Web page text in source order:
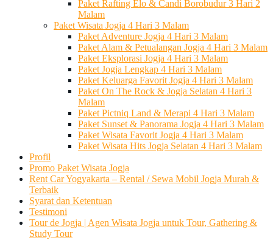
Paket Rafting Elo & Candi Borobudur 3 Hari 2
Malam
Paket Wisata Jogja 4 Hari 3 Malam
Paket Adventure Jogja 4 Hari 3 Malam
Paket Alam & Petualangan Jogja 4 Hari 3 Malam
Paket Eksplorasi Jogja 4 Hari 3 Malam
Paket Jogja Lengkap 4 Hari 3 Malam
Paket Keluarga Favorit Jogja 4 Hari 3 Malam
Paket On The Rock & Jogja Selatan 4 Hari 3
Malam
Paket Pictniq Land & Merapi 4 Hari 3 Malam
Paket Sunset & Panorama Jogja 4 Hari 3 Malam
Paket Wisata Favorit Jogja 4 Hari 3 Malam
Paket Wisata Hits Jogja Selatan 4 Hari 3 Malam
Profil
Promo Paket Wisata Jogja
Rent Car Yogyakarta – Rental / Sewa Mobil Jogja Murah &
Terbaik
Syarat dan Ketentuan
Testimoni
Tour de Jogja | Agen Wisata Jogja untuk Tour, Gathering &
Study Tour